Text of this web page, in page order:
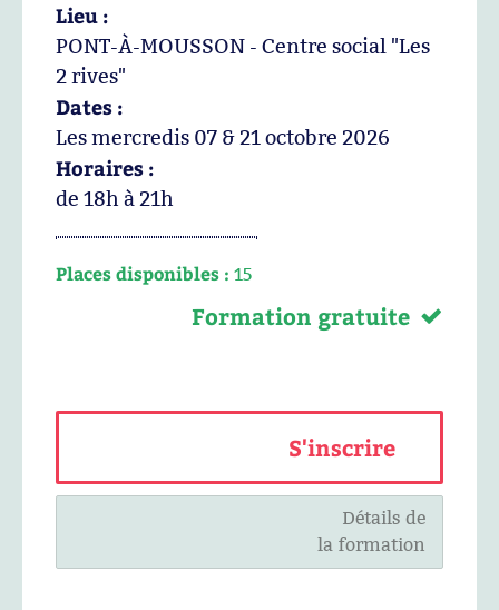
Lieu :
PONT-À-MOUSSON - Centre social "Les
2 rives"
Dates :
Les mercredis 07 & 21 octobre 2026
Horaires :
de 18h à 21h
Places disponibles : 15
Formation gratuite
S'inscrire
Détails de
la formation